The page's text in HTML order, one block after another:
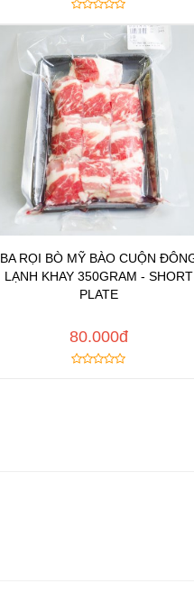
Chat để được tư vấn
Thêm vào yêu thích
BA RỌI BÒ MỸ BÀO CUỘN
LẠNH KHAY 350GRAM - SHORT
PLATE
80.000đ